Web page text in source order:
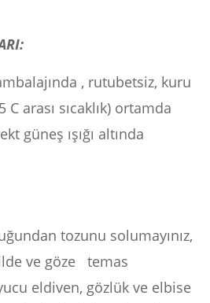
, rutubetsiz, kuru
arası sıcaklık) ortamda
güneş ışığı altında
tozunu solumayınız,
ve göze temas
eldiven, gözlük ve elbise